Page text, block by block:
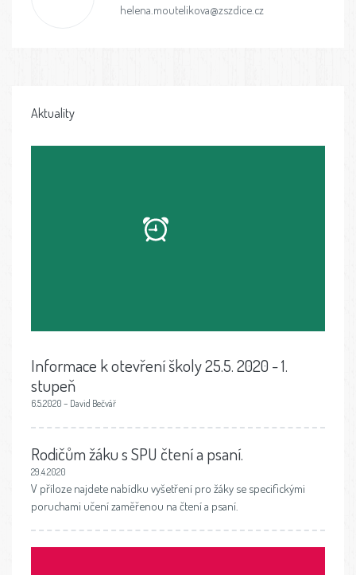
helena.moutelikova@zszdice.cz
Aktuality
Informace k otevření školy 25.5. 2020 - 1.
stupeň
6.5.2020 – David Bečvář
Rodičům žáku s SPU čtení a psaní.
29.4.2020
V příloze najdete nabídku vyšetření pro žáky se specifickými
poruchami učení zaměřenou na čtení a psaní.